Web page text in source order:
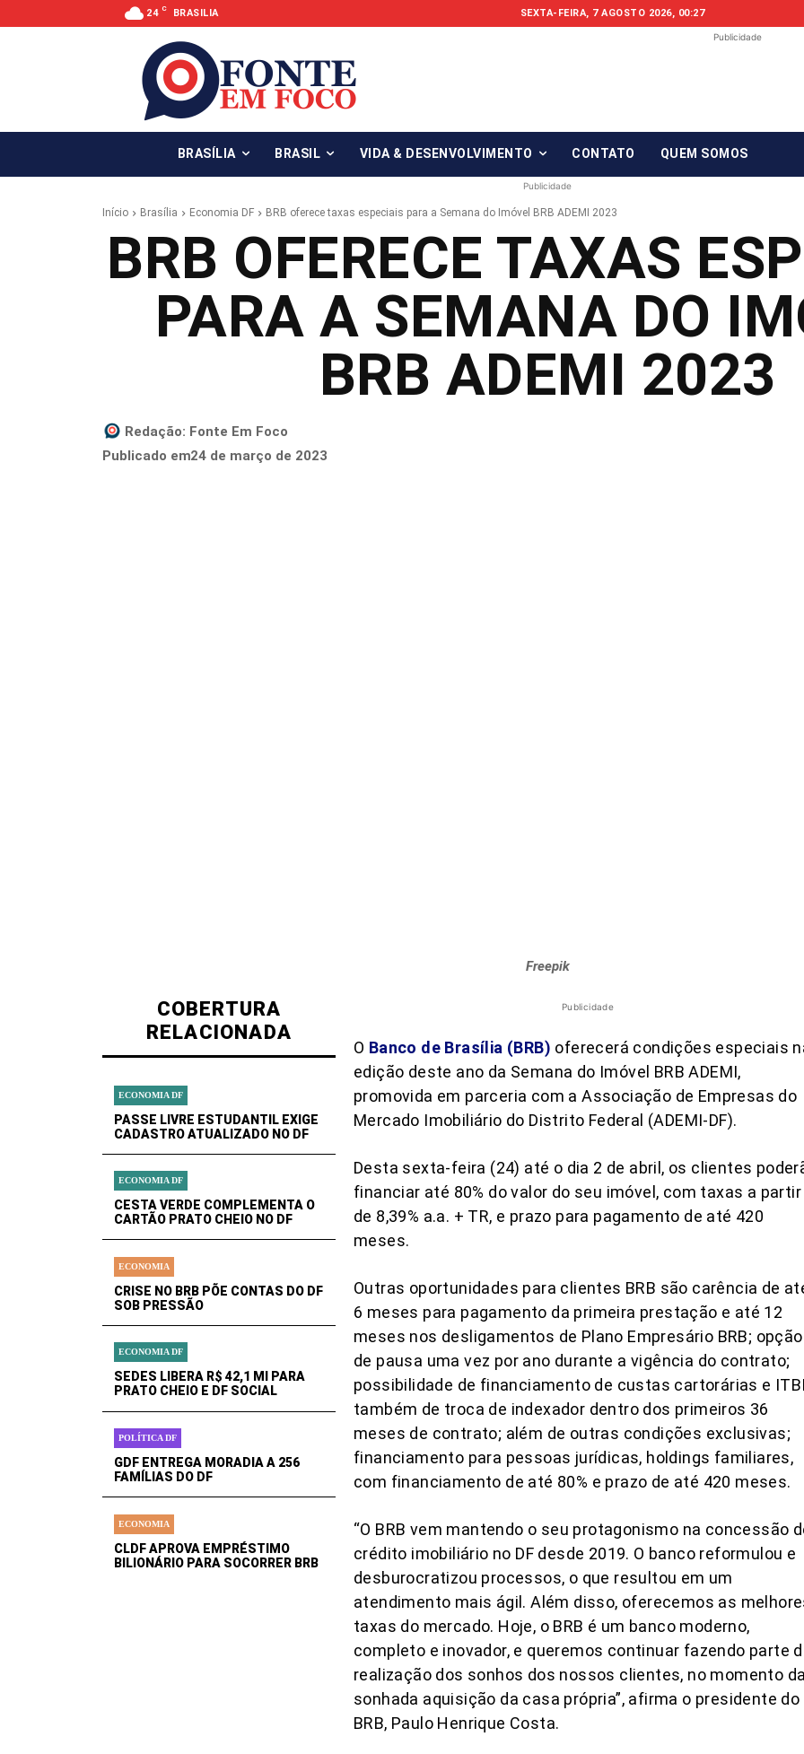
24 C BRASILIA SEXTA-FEIRA, 7 AGOSTO 2026, 00:27
Publicidade
BRASÍLIA BRASIL VIDA & DESENVOLVIMENTO CONTATO QUEM SOMOS
Publicidade
Início Brasília Economia DF BRB oferece taxas especiais para a Semana do Imóvel BRB ADEMI 2023
BRB OFERECE TAXAS
PARA A SEMANA DO
BRB ADEMI 2023
Redação: Fonte Em Foco
Publicado em24 de março de 2023
Freepik
COBERTURA
RELACIONADA
ECONOMIA DF
PASSE LIVRE ESTUDANTIL EXIGE
CADASTRO ATUALIZADO NO DF
ECONOMIA DF
CESTA VERDE COMPLEMENTA O
CARTÃO PRATO CHEIO NO DF
ECONOMIA
CRISE NO BRB PÕE CONTAS DO DF
SOB PRESSÃO
ECONOMIA DF
SEDES LIBERA R$ 42,1 MI PARA
PRATO CHEIO E DF SOCIAL
POLÍTICA DF
GDF ENTREGA MORADIA A 256
FAMÍLIAS DO DF
ECONOMIA
CLDF APROVA EMPRÉSTIMO
BILIONÁRIO PARA SOCORRER BRB
Publicidade
O Banco de Brasília (BRB) oferecerá condições especiais
edição deste ano da Semana do Imóvel BRB ADEMI,
promovida em parceria com a Associação de Empresas do
Mercado Imobiliário do Distrito Federal (ADEMI-DF).
Desta sexta-feira (24) até o dia 2 de abril, os clientes
financiar até 80% do valor do seu imóvel, com taxas a partir
de 8,39% a.a. + TR, e prazo para pagamento de até 420
meses.
Outras oportunidades para clientes BRB são carência de
6 meses para pagamento da primeira prestação e até 12
meses nos desligamentos de Plano Empresário BRB; opção
de pausa uma vez por ano durante a vigência do contrato;
possibilidade de financiamento de custas cartorárias e
também de troca de indexador dentro dos primeiros 36
meses de contrato; além de outras condições exclusivas;
financiamento para pessoas jurídicas, holdings familiares,
com financiamento de até 80% e prazo de até 420 meses.
“O BRB vem mantendo o seu protagonismo na concessão
crédito imobiliário no DF desde 2019. O banco reformulou e
desburocratizou processos, o que resultou em um
atendimento mais ágil. Além disso, oferecemos as
taxas do mercado. Hoje, o BRB é um banco moderno,
completo e inovador, e queremos continuar fazendo parte
realização dos sonhos dos nossos clientes, no momento
sonhada aquisição da casa própria”, afirma o presidente do
BRB, Paulo Henrique Costa.